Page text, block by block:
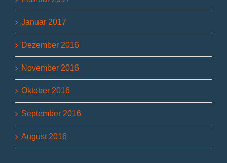
Januar 2017
Dezember 2016
November 2016
Oktober 2016
September 2016
August 2016